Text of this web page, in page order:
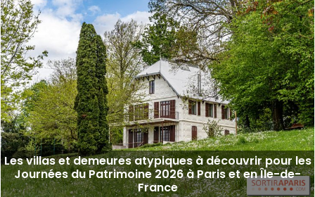
Les villas et demeures atypiques à découvrir pour les
Journées du Patrimoine 2026 à Paris et en Île-de-
France